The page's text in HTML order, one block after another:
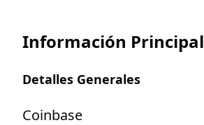
Información Principal
Detalles Generales
Coinbase